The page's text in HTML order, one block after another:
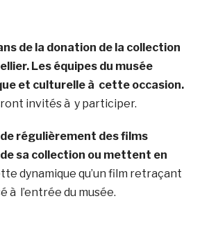
de la donation de la collection
Les équipes du musée
et culturelle à cette occasion.
invités à y participer.
régulièrement des films
sa collection ou mettent en
dynamique qu’un film retraçant
à l’entrée du musée.